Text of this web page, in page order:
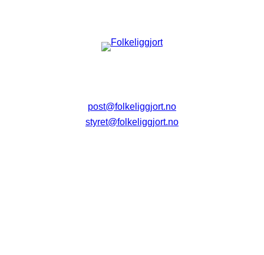
post@folkeliggjort.no
styret@folkeliggjort.no